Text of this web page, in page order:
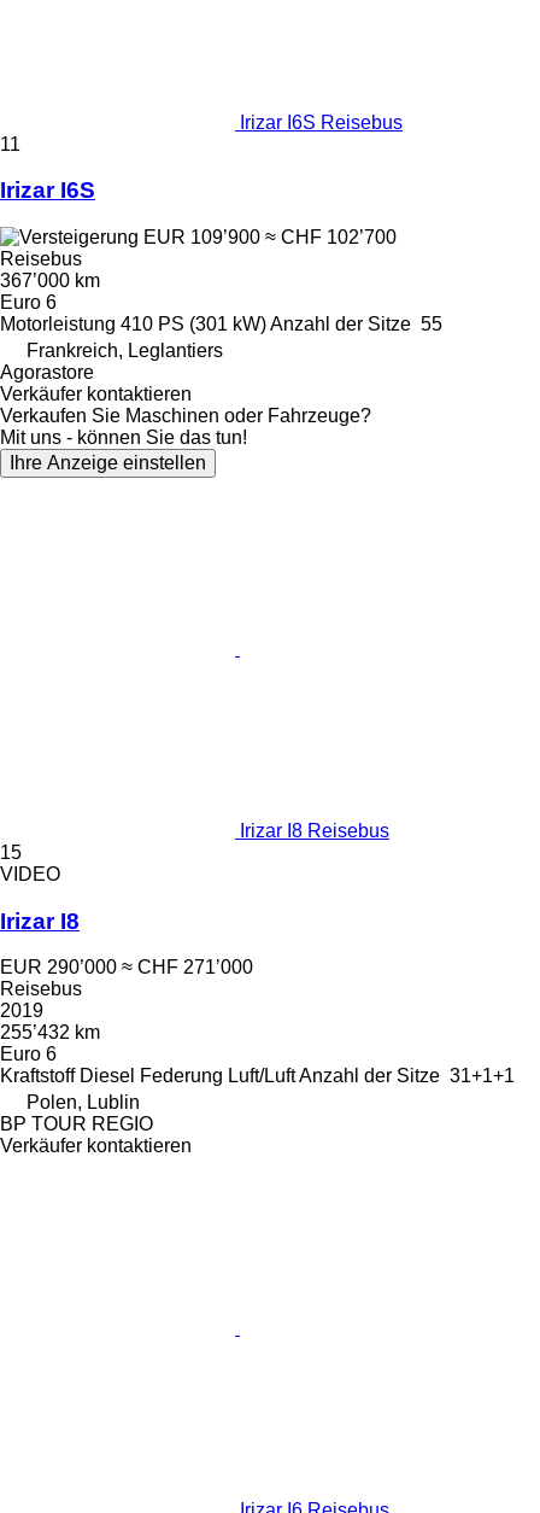
Irizar I6S Reisebus
11
Irizar I6S
EUR 109’900 ≈ CHF 102’700
Reisebus
367’000 km
Euro 6
Motorleistung 410 PS (301 kW)Anzahl der Sitze 55
Frankreich, Leglantiers
Agorastore
Verkäufer kontaktieren
Verkaufen Sie Maschinen oder Fahrzeuge?
Mit uns - können Sie das tun!
Ihre Anzeige einstellen
Irizar I8 Reisebus
15
VIDEO
Irizar I8
EUR 290’000 ≈ CHF 271’000
Reisebus
2019
255’432 km
Euro 6
Kraftstoff Diesel Federung Luft/LuftAnzahl der Sitze 31+1+1
Polen, Lublin
BP TOUR REGIO
Verkäufer kontaktieren